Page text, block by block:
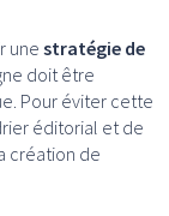
une stratégie de
doit être
Pour éviter cette
éditorial et de
création de